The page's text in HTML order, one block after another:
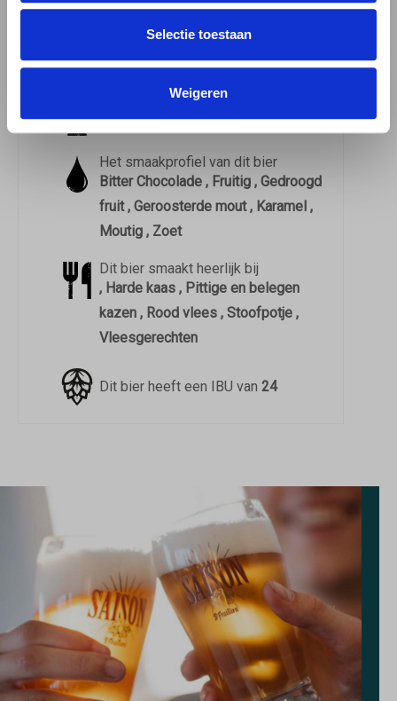
Selectie toestaan
Weigeren
3.51 / 5
Dit bier heeft op Untappd een3.51
gemiddeld uit29.356beoordelingen
Dit bier drink je het beste uit een
Kelkglas
Het smaakprofiel van dit bier
Bitter Chocolade , Fruitig , Gedroogd
fruit , Geroosterde mout , Karamel ,
Moutig , Zoet
Dit bier smaakt heerlijk bij
, Harde kaas , Pittige en belegen
kazen , Rood vlees , Stoofpotje ,
Vleesgerechten
Dit bier heeft een IBU van 24